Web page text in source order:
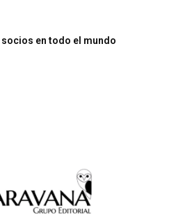
en todo el mundo